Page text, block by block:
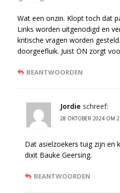
Wat een onzin. Klopt toch dat
Links worden uitgenodigd en
kritische vragen worden
doorgeefluik. Juist ON zorgt
BEANTWOORDEN
Jordie schreef:
28 OKTOBER 2024 OM
Dat asielzoekers tuig zijn en
dixit Bauke Geersing.
BEANTWOORDEN